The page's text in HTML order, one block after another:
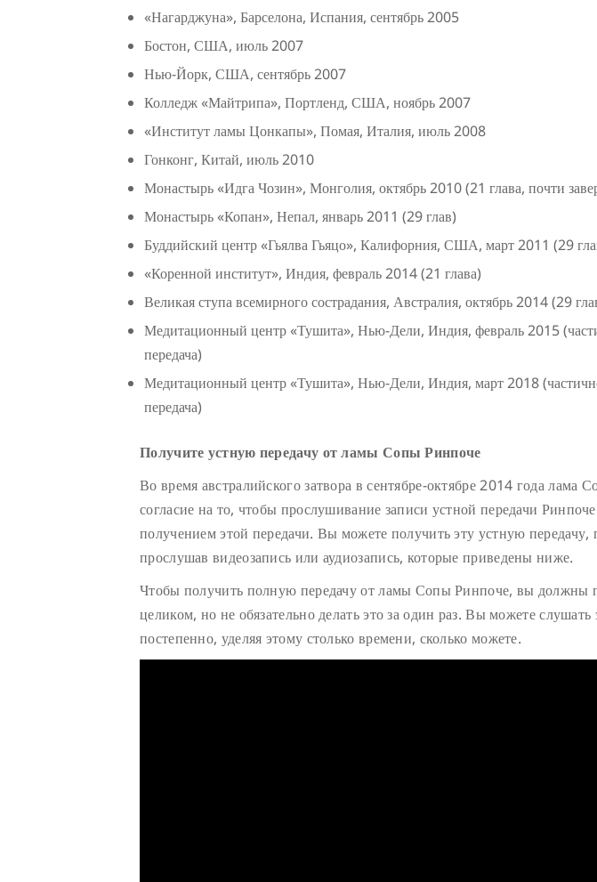
«Нагарджуна», Барселона, Испания, сентябрь 2005
Бостон, США, июль 2007
Нью-Йорк, США, сентябрь 2007
Колледж «Майтрипа», Портленд, США, ноябрь 2007
«Институт ламы Цонкапы», Помая, Италия, июль 2008
Гонконг, Китай, июль 2010
Монастырь «Идга Чозин», Монголия, октябрь 2010 (21 глава, почти
Монастырь «Копан», Непал, январь 2011 (29 глав)
Буддийский центр «Гьялва Гьяцо», Калифорния, США, март 2011 (29
«Коренной институт», Индия, февраль 2014 (21 глава)
Великая ступа всемирного сострадания, Австралия, октябрь 2014 (29
Медитационный центр «Тушита», Нью-Дели, Индия, февраль 2015
передача)
Медитационный центр «Тушита», Нью-Дели, Индия, март 2018
передача)
Получите устную передачу от ламы Сопы Ринпоче
Во время австралийского затвора в сентябре-октябре 2014 года лама
согласие на то, чтобы прослушивание записи устной передачи
получением этой передачи. Вы можете получить эту устную передачу,
прослушав видеозапись или аудиозапись, которые приведены ниже.
Чтобы получить полную передачу от ламы Сопы Ринпоче, вы должны
целиком, но не обязательно делать это за один раз. Вы можете слушать
постепенно, уделяя этому столько времени, сколько можете.